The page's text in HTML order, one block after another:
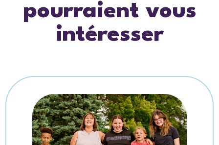
pourraient vous
intéresser